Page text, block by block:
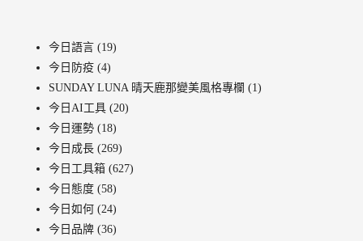
今日語言 (19)
今日防疫 (4)
SUNDAY LUNA 晴天鹿那變美風格專欄 (1)
今日AI工具 (20)
今日運勢 (18)
今日成長 (269)
今日工具箱 (627)
今日態度 (58)
今日如何 (24)
今日品牌 (36)